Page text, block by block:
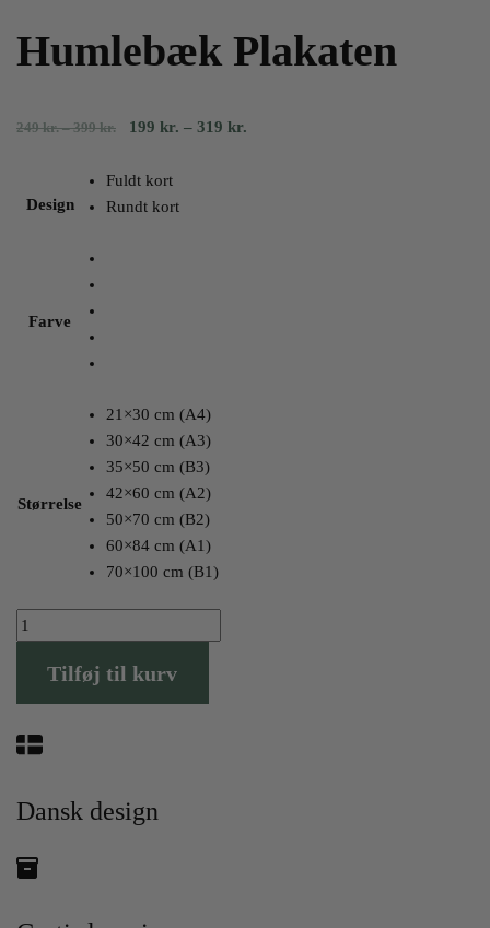
Humlebæk Plakaten
249kr. – 399kr. Prisinterval:
til
399
199 kr. – 319 kr.
Design
Fuldt kort
Rundt kort
Farve
Størrelse
21×30 cm (A4)
30×42 cm (A3)
35×50 cm (B3)
42×60 cm (A2)
50×70 cm (B2)
60×84 cm (A1)
70×100 cm (B1)
Humlebæk
Plakaten
antalTilføj til kurv
Dansk design